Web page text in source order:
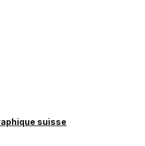
suisse